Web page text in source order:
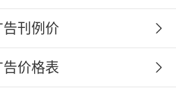
刊例价
价格表